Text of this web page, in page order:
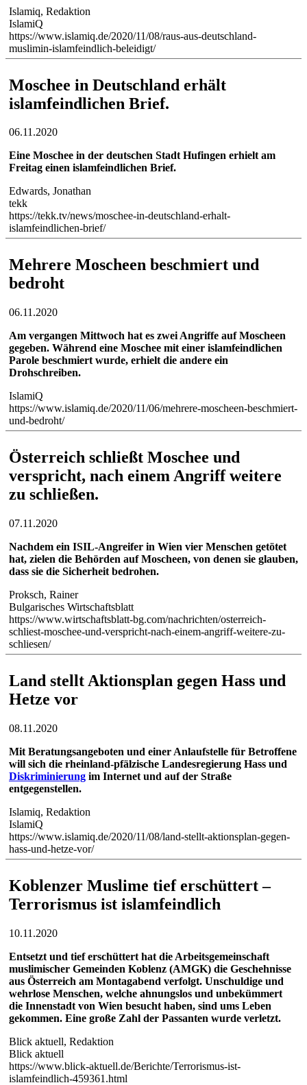
Islamiq, Redaktion
IslamiQ
https://www.islamiq.de/2020/11/08/raus-aus-deutschland-
muslimin-islamfeindlich-beleidigt/
Moschee in Deutschland erhält
islamfeindlichen Brief.
06.11.2020
Eine Moschee in der deutschen Stadt Hufingen erhielt am
Freitag einen islamfeindlichen Brief.
Edwards, Jonathan
tekk
https://tekk.tv/news/moschee-in-deutschland-erhalt-
islamfeindlichen-brief/
Mehrere Moscheen beschmiert und
bedroht
06.11.2020
Am vergangen Mittwoch hat es zwei Angriffe auf Moscheen
gegeben. Während eine Moschee mit einer islamfeindlichen
Parole beschmiert wurde, erhielt die andere ein
Drohschreiben.
IslamiQ
https://www.islamiq.de/2020/11/06/mehrere-moscheen-beschmiert-
und-bedroht/
Österreich schließt Moschee und
verspricht, nach einem Angriff weitere
zu schließen.
07.11.2020
Nachdem ein ISIL-Angreifer in Wien vier Menschen getötet
hat, zielen die Behörden auf Moscheen, von denen sie glauben,
dass sie die Sicherheit bedrohen.
Proksch, Rainer
Bulgarisches Wirtschaftsblatt
https://www.wirtschaftsblatt-bg.com/nachrichten/osterreich-
schliest-moschee-und-verspricht-nach-einem-angriff-weitere-zu-
schliesen/
Land stellt Aktionsplan gegen Hass und
Hetze vor
08.11.2020
Mit Beratungsangeboten und einer Anlaufstelle für Betroffene
will sich die rheinland-pfälzische Landesregierung Hass und
Diskriminierung im Internet und auf der Straße
entgegenstellen.
Islamiq, Redaktion
IslamiQ
https://www.islamiq.de/2020/11/08/land-stellt-aktionsplan-gegen-
hass-und-hetze-vor/
Koblenzer Muslime tief erschüttert –
Terrorismus ist islamfeindlich
10.11.2020
Entsetzt und tief erschüttert hat die Arbeitsgemeinschaft
muslimischer Gemeinden Koblenz (AMGK) die Geschehnisse
aus Österreich am Montagabend verfolgt. Unschuldige und
wehrlose Menschen, welche ahnungslos und unbekümmert
die Innenstadt von Wien besucht haben, sind ums Leben
gekommen. Eine große Zahl der Passanten wurde verletzt.
Blick aktuell, Redaktion
Blick aktuell
https://www.blick-aktuell.de/Berichte/Terrorismus-ist-
islamfeindlich-459361.html